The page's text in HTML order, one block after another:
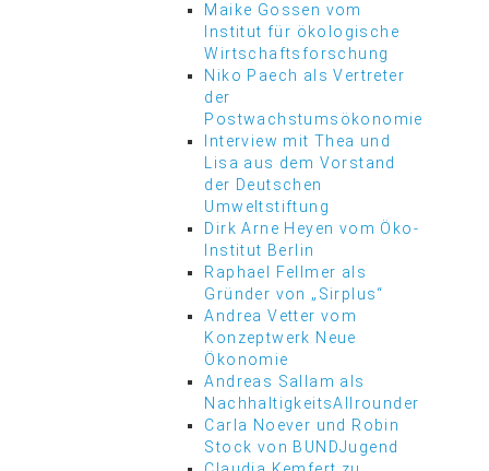
Maike Gossen vom
Institut für ökologische
Wirtschaftsforschung
Niko Paech als Vertreter
der
Postwachstumsökonomie
Interview mit Thea und
Lisa aus dem Vorstand
der Deutschen
Umweltstiftung
Dirk Arne Heyen vom Öko-
Institut Berlin
Raphael Fellmer als
Gründer von „Sirplus“
Andrea Vetter vom
Konzeptwerk Neue
Ökonomie
Andreas Sallam als
NachhaltigkeitsAllrounder
Carla Noever und Robin
Stock von BUNDJugend